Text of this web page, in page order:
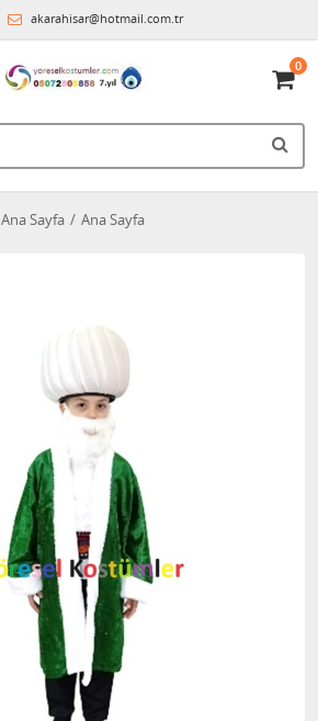
akarahisar@hotmail.com.tr
0
Ana Sayfa Ana Sayfa